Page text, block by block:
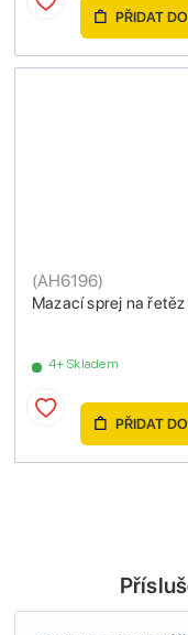
PŘIDAT
Mazací sprej na
(AH6196)
4+ Skladem
PŘIDAT